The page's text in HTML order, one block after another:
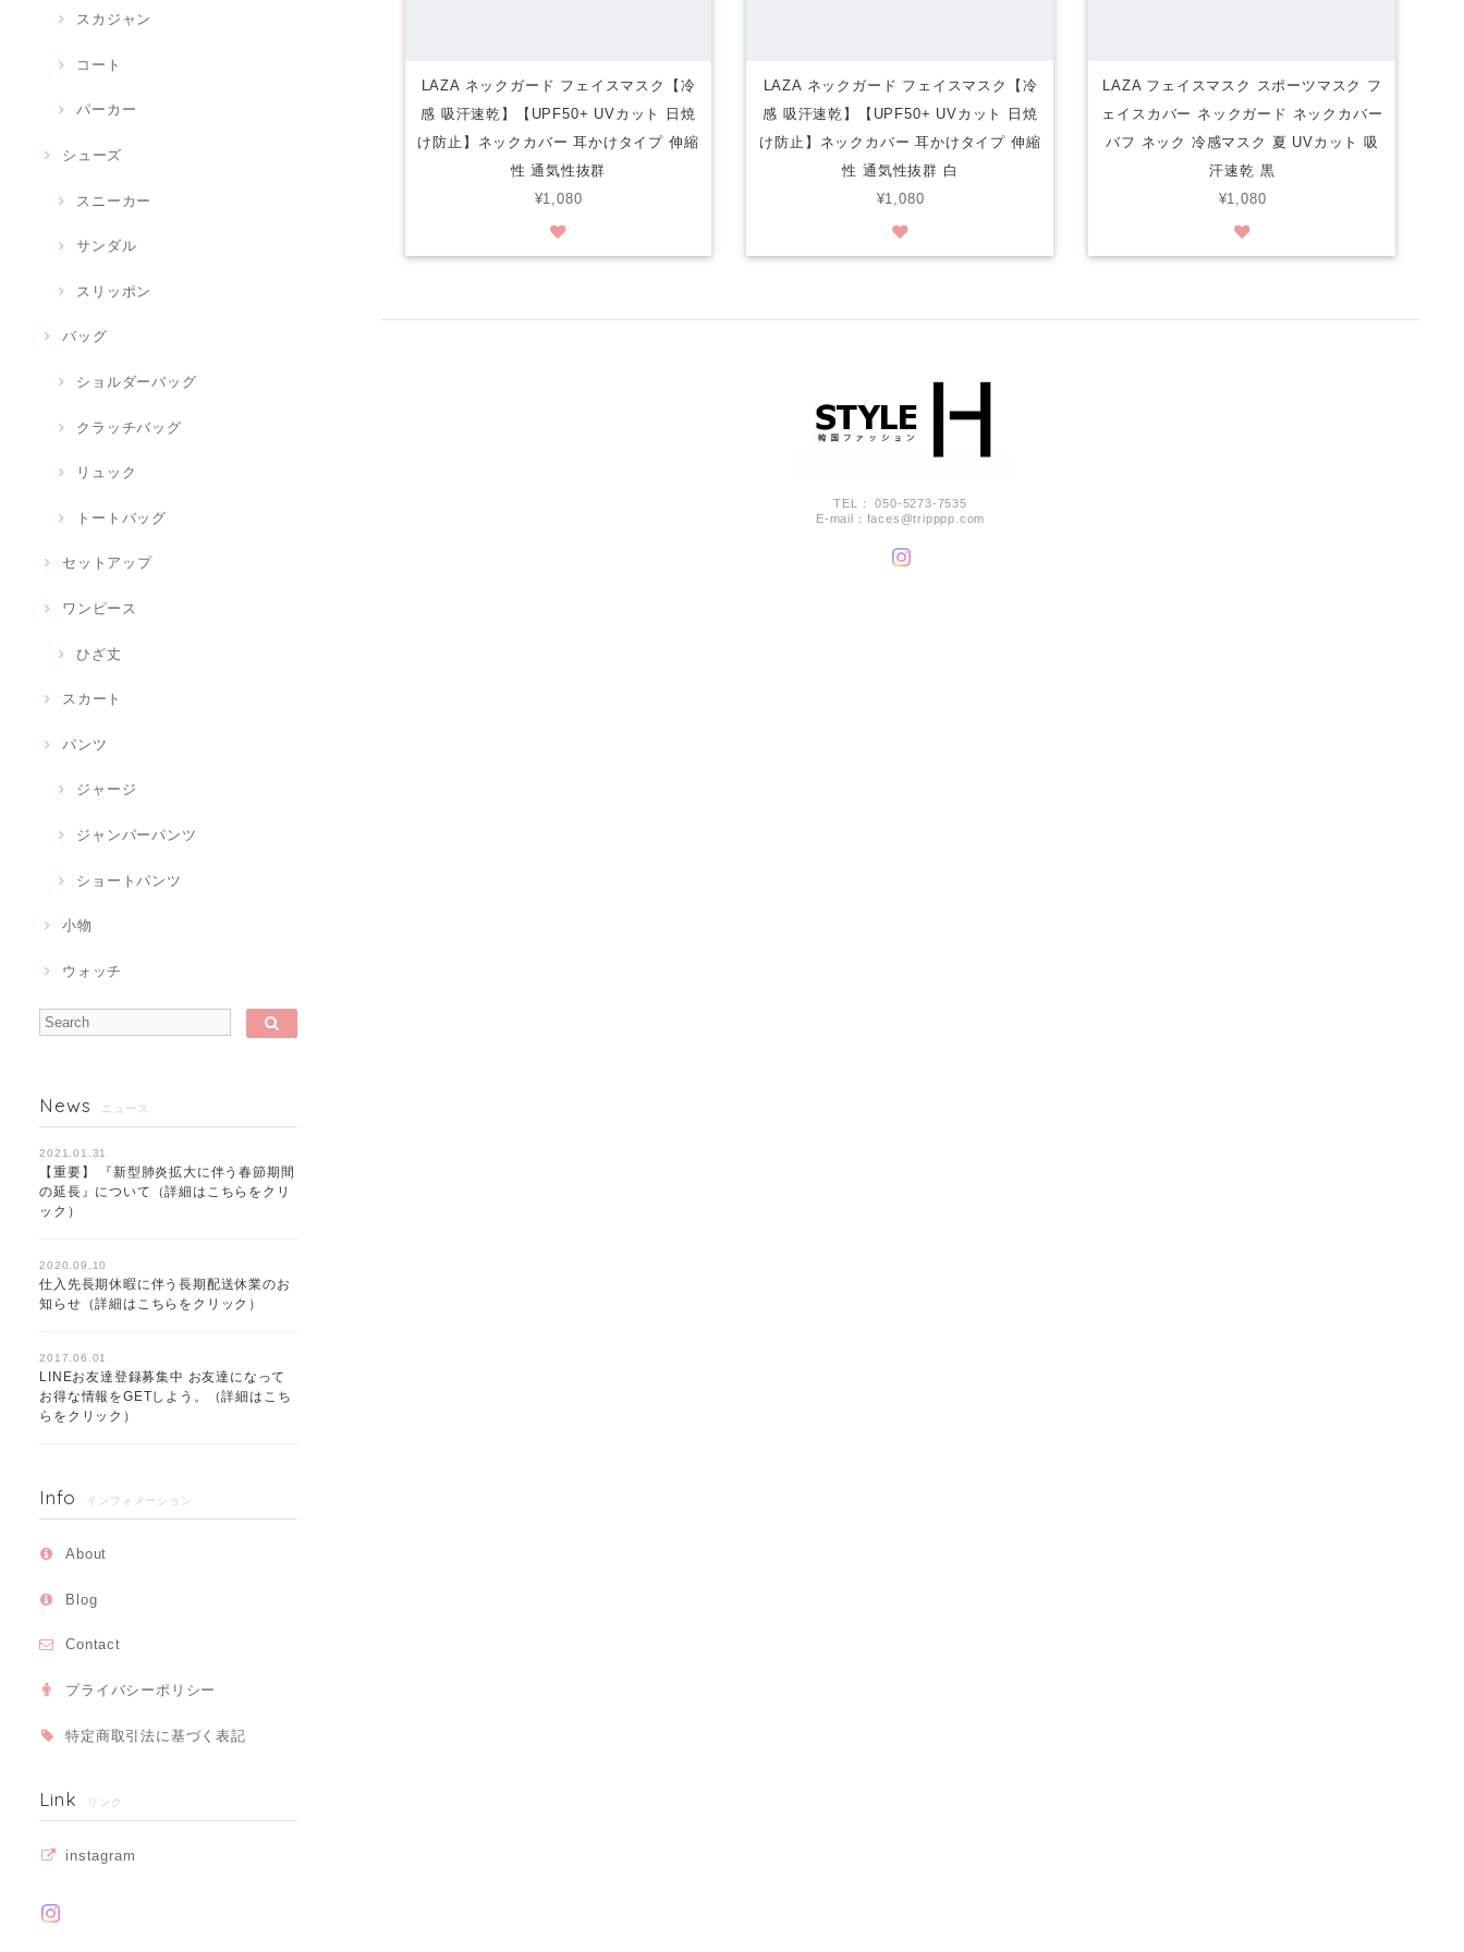
スカジャン
コート
パーカー
シューズ
スニーカー
サンダル
スリッポン
バッグ
ショルダーバッグ
クラッチバッグ
リュック
トートバッグ
セットアップ
ワンピース
ひざ丈
スカート
パンツ
ジャージ
ジャンパーパンツ
ショートパンツ
小物
ウォッチ
News ニュース
2021.01.31
【重要】 『新型肺炎拡大に伴う春節期間
の延長』について（詳細はこちらをクリ
ック）
2020.09.10
仕入先長期休暇に伴う長期配送休業のお
知らせ（詳細はこちらをクリック）
2017.06.01
LINEお友達登録募集中 お友達になって
お得な情報をGETしよう。（詳細はこち
らをクリック）
Info インフォメーション
About
Blog
Contact
プライバシーポリシー
特定商取引法に基づく表記
Link リンク
instagram
LAZA ネックガード フェイスマスク【冷
感 吸汗速乾】【UPF50+ UVカット 日焼
け防止】ネックカバー 耳かけタイプ 伸縮
性 通気性抜群
¥1,080
LAZA ネックガード フェイスマスク【冷
感 吸汗速乾】【UPF50+ UVカット 日焼
け防止】ネックカバー 耳かけタイプ 伸縮
性 通気性抜群 白
¥1,080
LAZA フェイスマスク スポーツマスク フ
ェイスカバー ネックガード ネックカバー
バフ ネック 冷感マスク 夏 UVカット 吸
汗速乾 黒
¥1,080
TEL： 050-5273-7535
E-mail： faces@tripppp.com